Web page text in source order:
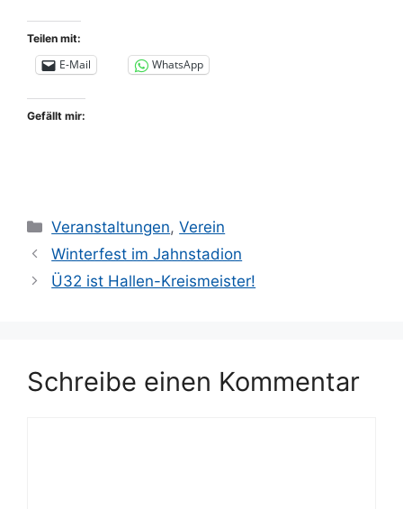
Teilen mit:
E-Mail WhatsApp
Gefällt mir:
Kategorien
Veranstaltungen,Verein
Winterfest im Jahnstadion
Ü32 ist Hallen-Kreismeister!
Schreibe einen Kommentar